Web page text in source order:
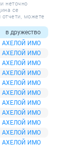
неточно
се
отчети, можете
в дружество
АХЕЛОЙ ИМО
АХЕЛОЙ ИМО
АХЕЛОЙ ИМО
АХЕЛОЙ ИМО
АХЕЛОЙ ИМО
АХЕЛОЙ ИМО
АХЕЛОЙ ИМО
АХЕЛОЙ ИМО
АХЕЛОЙ ИМО
АХЕЛОЙ ИМО
АХЕЛОЙ ИМО